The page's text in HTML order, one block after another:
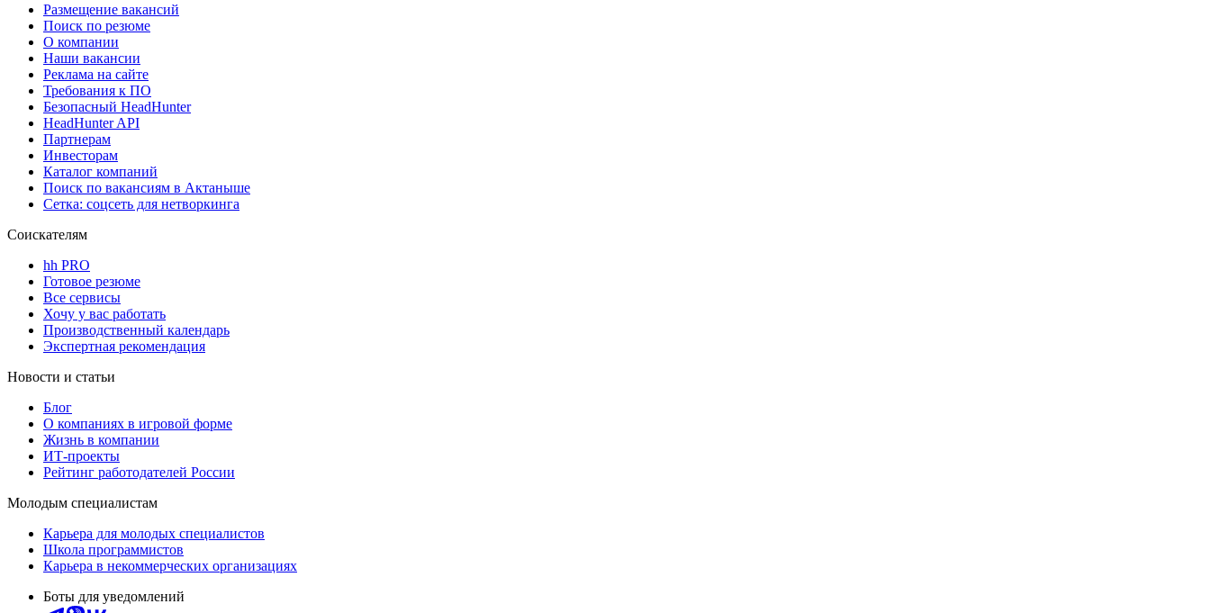
Размещение вакансий
Поиск по резюме
О компании
Наши вакансии
Реклама на сайте
Требования к ПО
Безопасный HeadHunter
HeadHunter API
Партнерам
Инвесторам
Каталог компаний
Поиск по вакансиям в Актаныше
Сетка: соцсеть для нетворкинга
Соискателям
hh PRO
Готовое резюме
Все сервисы
Хочу у вас работать
Производственный календарь
Экспертная рекомендация
Новости и статьи
Блог
О компаниях в игровой форме
Жизнь в компании
ИТ-проекты
Рейтинг работодателей России
Молодым специалистам
Карьера для молодых специалистов
Школа программистов
Карьера в некоммерческих организациях
Боты для уведомлений